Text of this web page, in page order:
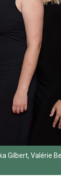
Gilbert, Valérie